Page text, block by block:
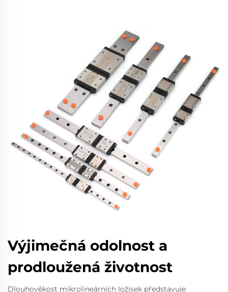
Výjimečná odolnost a
prodloužená životnost
Dlouhověkost mikrolineárních ložisek představuje